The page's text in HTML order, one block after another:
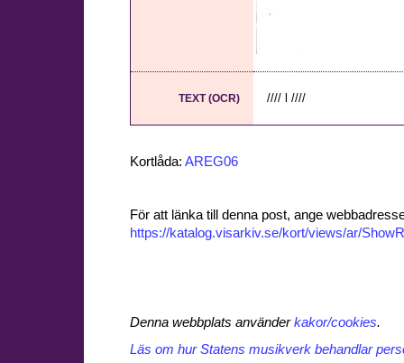
TEXT (OCR) //// l ////
Kortlåda: AREG06
För att länka till denna post, ange
https://katalog.visarkiv.se/kort/views/ar/
Denna webbplats använderkakor/cookies.
Läs om hur Statens musikverk behandlar